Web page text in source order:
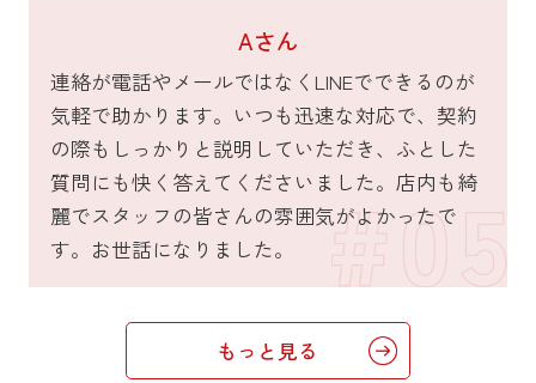
Aさん
連絡が電話やメールではなくLINEでできるのが
気軽で助かります。いつも迅速な対応で、契約
の際もしっかりと説明していただき、ふとした
質問にも快く答えてくださいました。店内も綺
麗でスタッフの皆さんの雰囲気がよかったで
す。お世話になりました。
もっと見る